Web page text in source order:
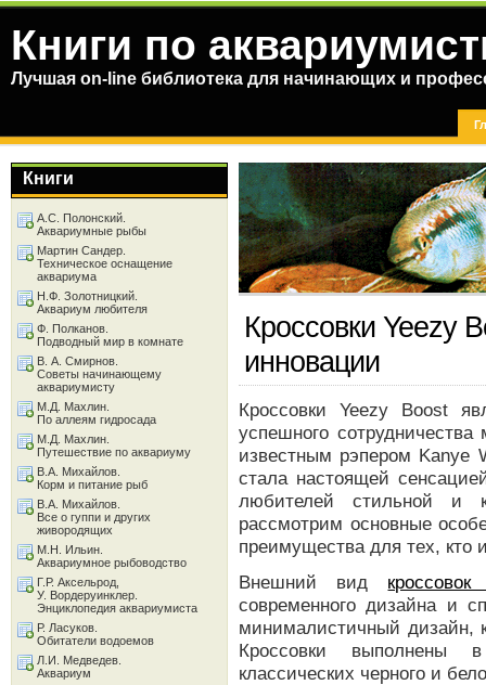
Книги по
Лучшая on-line библиотека для начинающих и
Кроссовки Yeezy
инновации
Кроссовки Yeezy Boost
успешного
известным рэпером Kanye
стала настоящей
любителей стильной и
рассмотрим основные
преимущества для тех, кто
Внешний вид
современного дизайна и
минималистичный дизайн,
Кроссовки выполнены
классических черного и
Книги
А.С. Полонский.
Аквариумные рыбы
Мартин Сандер.
Техническое оснащение
аквариума
Н.Ф. Золотницкий.
Аквариум любителя
Ф. Полканов.
Подводный мир в комнате
В. А. Смирнов.
Советы начинающему
аквариумисту
М.Д. Махлин.
По аллеям гидросада
М.Д. Махлин.
Путешествие по аквариуму
В.А. Михайлов.
Корм и питание рыб
В.А. Михайлов.
Все о гуппи и других
живородящих
М.Н. Ильин.
Аквариумное рыбоводство
Г.Р. Аксельрод,
У. Вордеруинклер.
Энциклопедия аквариумиста
Р. Ласуков.
Обитатели водоемов
Л.И. Медведев.
Аквариум